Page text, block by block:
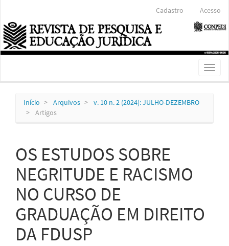
Conteúdo
principal
Barra
Lateral
Cadastro Acesso
Toggle
Início Arquivos
v. 10 n. 2 (2024): JULHO-DEZEMBRO
Artigos
OS ESTUDOS SOBRE
NEGRITUDE E RACISMO
NO CURSO DE
GRADUAÇÃO EM DIREITO
DA FDUSP